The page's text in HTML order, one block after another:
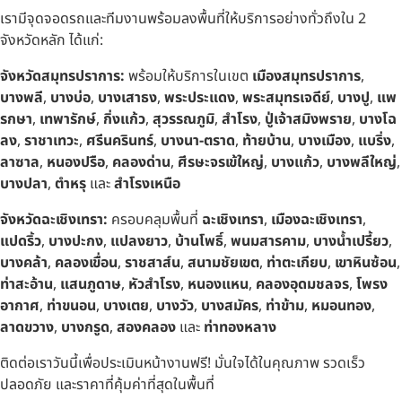
เรามีจุดจอดรถและทีมงานพร้อมลงพื้นที่ให้บริการอย่างทั่วถึงใน 2
จังหวัดหลัก ได้แก่:
จังหวัดสมุทรปราการ: พร้อมให้บริการในเขต เมืองสมุทรปราการ,
บางพลี, บางบ่อ, บางเสาธง, พระประแดง, พระสมุทรเจดีย์, บางปู, แพ
รกษา, เทพารักษ์, กิ่งแก้ว, สุวรรณภูมิ, สำโรง, ปู่เจ้าสมิงพราย, บางโฉ
ลง, ราชาเทวะ, ศรีนครินทร์, บางนา-ตราด, ท้ายบ้าน, บางเมือง, แบริ่ง,
ลาซาล, หนองปรือ, คลองด่าน, ศีรษะจรเข้ใหญ่, บางแก้ว, บางพลีใหญ่,
บางปลา, ตำหรุ และสำโรงเหนือ
จังหวัดฉะเชิงเทรา: ครอบคลุมพื้นที่ ฉะเชิงเทรา, เมืองฉะเชิงเทรา,
แปดริ้ว, บางปะกง, แปลงยาว, บ้านโพธิ์, พนมสารคาม, บางน้ำเปรี้ยว,
บางคล้า, คลองเขื่อน, ราชสาส์น, สนามชัยเขต, ท่าตะเกียบ, เขาหินซ้อน,
ท่าสะอ้าน, แสนภูดาษ, หัวสำโรง, หนองแหน, คลองอุดมชลจร, โพรง
อากาศ, ท่าขนอน, บางเตย, บางวัว, บางสมัคร, ท่าข้าม, หมอนทอง,
ลาดขวาง, บางกรูด, สองคลอง และ ท่าทองหลาง
ติดต่อเราวันนี้เพื่อประเมินหน้างานฟรี! มั่นใจได้ในคุณภาพ รวดเร็ว
ปลอดภัย และราคาที่คุ้มค่าที่สุดในพื้นที่